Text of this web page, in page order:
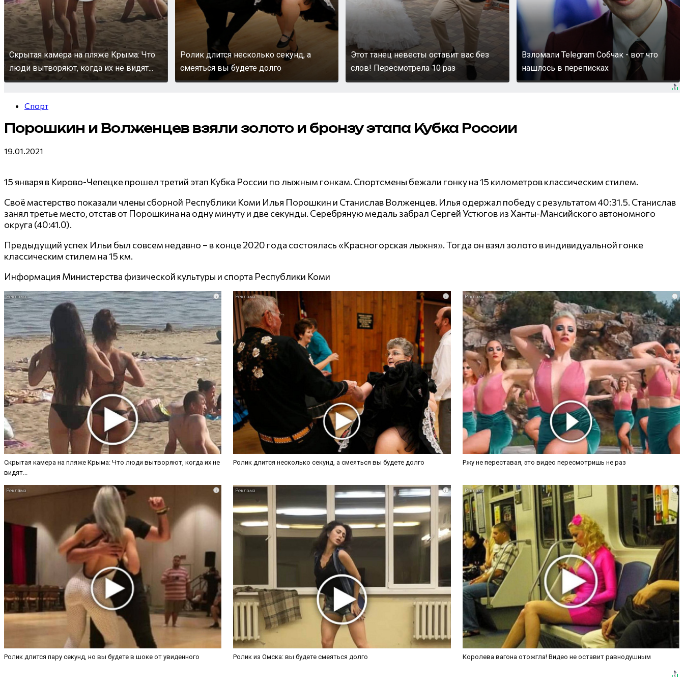
Скрытая камера на пляже Крыма: Что
люди вытворяют, когда их не видят...
Ролик длится несколько секунд, а
смеяться вы будете долго
Этот танец невесты оставит вас без
слов! Пересмотрела 10 раз
Взломали Telegram Собчак - вот что
нашлось в переписках
Спорт
Порошкин и Волженцев взяли золото и бронзу этапа Кубка России
19.01.2021
15 января в Кирово-Чепецке прошел третий этап Кубка России по лыжным гонкам. Спортсмены бежали гонку на 15 километров классическим стилем.
Своё мастерство показали члены сборной Республики Коми Илья Порошкин и Станислав Волженцев. Илья одержал победу с результатом 40:31.5. Станислав
занял третье место, отстав от Порошкина на одну минуту и две секунды. Серебряную медаль забрал Сергей Устюгов из Ханты-Мансийского автономного
округа (40:41.0).
Предыдущий успех Ильи был совсем недавно – в конце 2020 года состоялась «Красногорская лыжня». Тогда он взял золото в индивидуальной гонке
классическим стилем на 15 км.
Информация Министерства физической культуры и спорта Республики Коми
i
Скрытая камера на пляже Крыма: Что люди вытворяют, когда их не
видят...
i
Ролик длится несколько секунд, а смеяться вы будете долго
i
Ржу не переставая, это видео пересмотришь не раз
i
Ролик длится пару секунд, но вы будете в шоке от увиденного
i
Ролик из Омска: вы будете смеяться долго
i
Королева вагона отожгла! Видео не оставит равнодушным